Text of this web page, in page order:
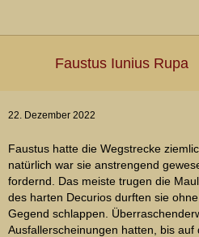
Faustus Iunius Rupa
22. Dezember 2022
Faustus hatte die Wegstrecke
natürlich war sie anstrengend
fordernd. Das meiste trugen die
des harten Decurios durften sie
Gegend schlappen.
Ausfallerscheinungen hatten, bis